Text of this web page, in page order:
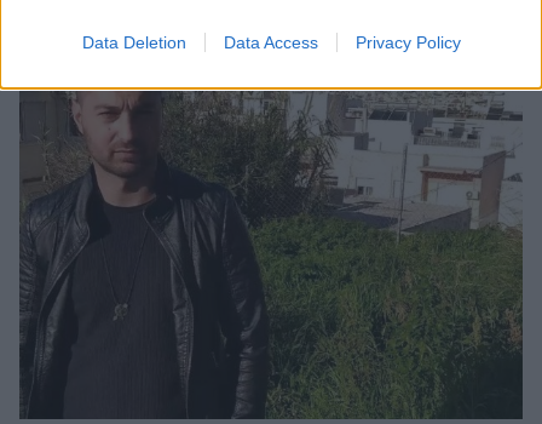
Data Deletion Data Access Privacy Policy